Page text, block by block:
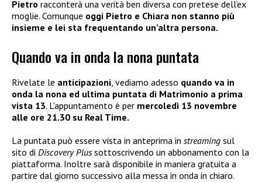
Pietro racconterà una verità ben diversa con pretese dell’ex
moglie. Comunque oggi Pietro e Chiara non stanno più
insieme e lei sta frequentando un’altra persona.
Quando va in onda la nona puntata
Rivelate le anticipazioni, vediamo adesso quando va in
onda la nona ed ultima puntata di Matrimonio a prima
vista 13. L’appuntamento è per mercoledì 13 novembre
alle ore 21.30 su Real Time.
La puntata può essere vista in anteprima in streaming sul
sito di Discovery Plussottoscrivendo un abbonamento con la
piattaforma. Inoltre sarà disponibile in maniera gratuita a
partire dal giorno successivo alla messa in onda in chiaro.